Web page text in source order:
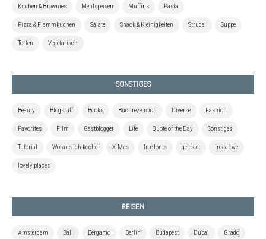
Kuchen & Brownies Mehlspeisen Muffins Pasta
Pizza & Flammkuchen Salate Snack & Kleinigkeiten Strudel Suppe
Torten Vegetarisch
SONSTIGES
Beauty Blogstuff Books Buchrezension Diverse Fashion
Favorites Film Gastblogger Life Quote of the Day Sonstiges
Tutorial Woraus ich koche X-Mas free fonts getestet instalove
lovely places
REISEN
Amsterdam Bali Bergamo Berlin Budapest Dubai Grado